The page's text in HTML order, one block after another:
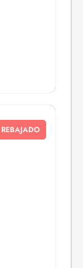
REBAJADO